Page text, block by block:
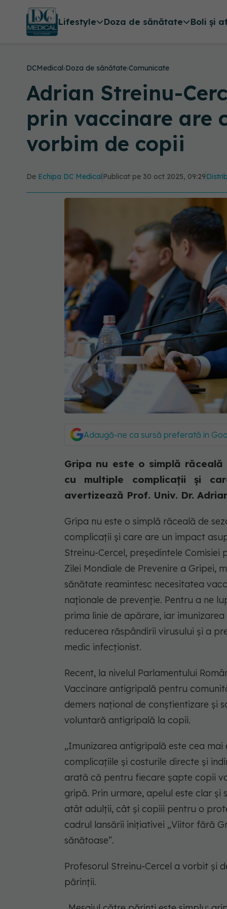
Lifestyle Doza de sănătate Boli și
DCMedical›Doza de sănătate›Comunicate
Adrian Streinu-
prin vaccinare are
vorbim de copii
De Echipa DC Medical Publicat pe 30 oct 2025, 09:29
Adaugă-ne ca sursă preferată în
Gripa nu este o simplă
cu multiple complicații și
avertizează Prof. Univ. Dr.
Gripa nu este o simplă răceală de
complicații și care are un impact
Streinu-Cercel, președintele
Zilei Mondiale de Prevenire a Gripei,
sănătate reamintesc necesitatea
naţionale de prevenţie. Pentru a ne
prima linie de apărare, iar
reducerea răspândirii virusului și a
medic infecționist.
Recent, la nivelul Parlamentului
Vaccinare antigripală pentru
demers național de conștientizare și
voluntară antigripală la copii.
„Imunizarea antigripală este cea
complicațiile și costurile directe și
arată că pentru fiecare șapte copii
gripă. Prin urmare, apelul este clar
atât adulții, cât și copiii pentru o
cadrul lansării inițiativei „Viitor fără
sănătoase”.
Profesorul Streinu-Cercel a vorbit și
părinții.